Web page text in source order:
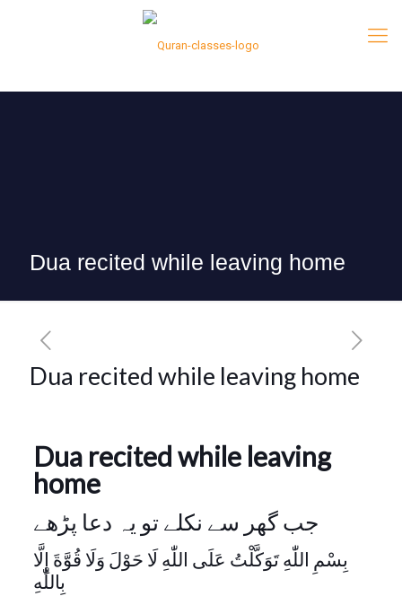
Dua recited while leaving home
Dua recited while leaving home
Dua recited while leaving
home
جب گھر سے نکلے تو یہ دعا پڑھے
بِسْمِ اللّٰهِ تَوَكَّلْتُ عَلَى اللّٰهِ لَا حَوْلَ وَلَا قُوَّةَ إِلَّا
بِاللّٰهِ